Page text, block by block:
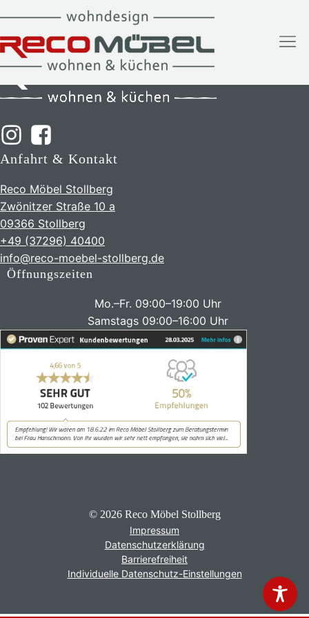
Anfahrt & Kontakt
Reco Möbel Stollberg
Zwönitzer Straße 10 a
09366 Stollberg
+49 (37296) 40400
info@reco-moebel-stollberg.de
Öffnungszeiten
Mo.–Fr. 09:00–19:00 Uhr
Samstags 09:00–16:00 Uhr
© 2026 Reco Möbel Stollberg
Impressum
Datenschutzerklärung
Barrierefreiheit
Individuelle Datenschutz-Einstellungen